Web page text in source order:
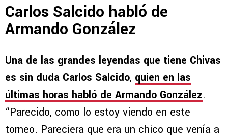
Carlos Salcido habló de
Armando González
Una de las grandes leyendas que tiene Chivas
es sin duda Carlos Salcido, quien en las
últimas horas habló de Armando González.
“Parecido, como lo estoy viendo en este
torneo. Pareciera que era un chico que venía a